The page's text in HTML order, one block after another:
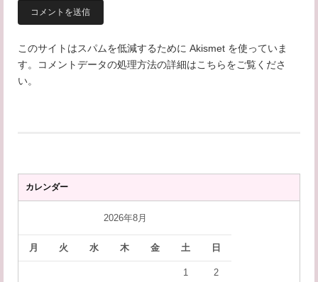
このサイトはスパムを低減するために Akismet を使っていま
す。
コメントデータの処理方法の詳細はこちらをご覧くださ
い。
カレンダー
2026年8月
月 火 水 木 金 土 日
1 2